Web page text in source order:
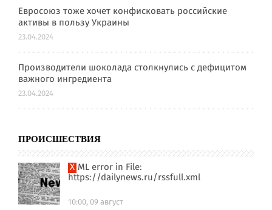
Евросоюз тоже хочет конфисковать российские
активы в пользу Украины
23.04.2024
Производители шоколада столкнулись с дефицитом
важного ингредиента
23.04.2024
ПРОИСШЕСТВИЯ
XML error in File:
https://dailynews.ru/rssfull.xml
10:00, 09 август